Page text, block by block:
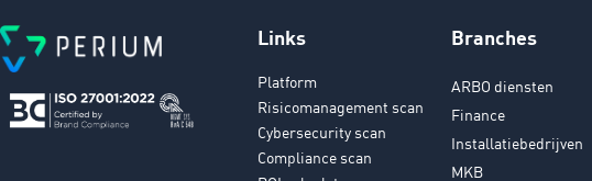
Links
Platform
Risicomanagement scan
Cybersecurity scan
Compliance scan
Branches
ARBO diensten
Finance
Installatiebedrijven
MKB